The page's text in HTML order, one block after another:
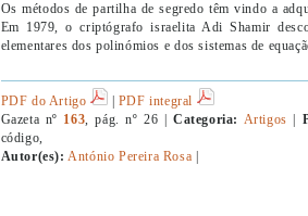
Os métodos de partilha de segredo têm vindo a
Em 1979, o criptógrafo israelita Adi Shamir
elementares dos polinómios e dos sistemas de
PDF do Artigo | PDF integral
Gazeta nº 163, pág. nº 26 |Categoria: Artigos
código,
Autor(es): António Pereira Rosa